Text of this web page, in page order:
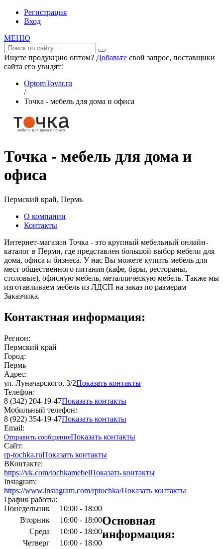
Регистрация
Вход
МЕНЮ
Ищете продукцию оптом? Добавьте свой запрос, поставщики
сайта его увидят!
OptomTovar.ru
/
Точка - мебель для дома и офиса
Точка - мебель для дома и
офиса
Пермский край, Пермь
О компании
Контакты
Интернет-магазин Точка - это крупный мебельный онлайн-
каталог в Перми, где представлен большой выбор мебели для
дома, офиса и бизнеса. У нас Вы можете купить мебель для
мест общественного питания (кафе, бары, рестораны,
столовые), офисную мебель, металлическую мебель. Также мы
изготавливаем мебель из ЛДСП на заказ по размерам
Заказчика.
Контактная информация:
Регион:
Пермский край
Город:
Пермь
Адрес:
ул. Луначарского, 3/2Показать контакты
Телефон:
8 (342) 204-19-47Показать контакты
Мобильный телефон:
8 (922) 354-19-47Показать контакты
Email:
Отправить сообщениеПоказать контакты
Сайт:
rp-tochka.ruПоказать контакты
ВКонтакте:
https://vk.com/tochkamebelПоказать контакты
Instagram:
https://www.instagram.com/rptochka/Показать контакты
График работы:
Понедельник
10:00 - 18:00
Вторник
10:00 - 18:00
Среда
10:00 - 18:00
Четверг
10:00 - 18:00
Основная
информация: